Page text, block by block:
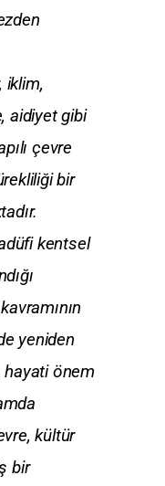
iklim,
aidiyet gibi
çevre
bir
kentsel
yeniden
hayati önem
kültür
bir